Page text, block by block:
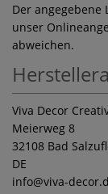
Der
unser
abweichen.
Viva Decor
Meierweg 8
32108 Bad
DE
info@viva-